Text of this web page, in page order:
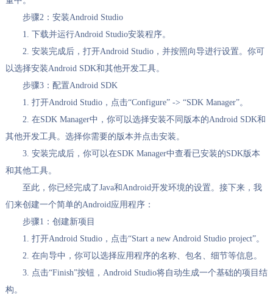
步骤2：安装Android Studio
1. 下载并运行Android Studio安装程序。
2. 安装完成后，打开Android Studio，并按照向导进行设置。你可
以选择安装Android SDK和其他开发工具。
步骤3：配置Android SDK
1. 打开Android Studio，点击“Configure” -> “SDK Manager”。
2. 在SDK Manager中，你可以选择安装不同版本的Android SDK和
其他开发工具。选择你需要的版本并点击安装。
3. 安装完成后，你可以在SDK Manager中查看已安装的SDK版本
和其他工具。
至此，你已经完成了Java和Android开发环境的设置。接下来，我
们来创建一个简单的Android应用程序：
步骤1：创建新项目
1. 打开Android Studio，点击“Start a new Android Studio project”。
2. 在向导中，你可以选择应用程序的名称、包名、细节等信息。
3. 点击“Finish”按钮，Android Studio将自动生成一个基础的项目结
构。